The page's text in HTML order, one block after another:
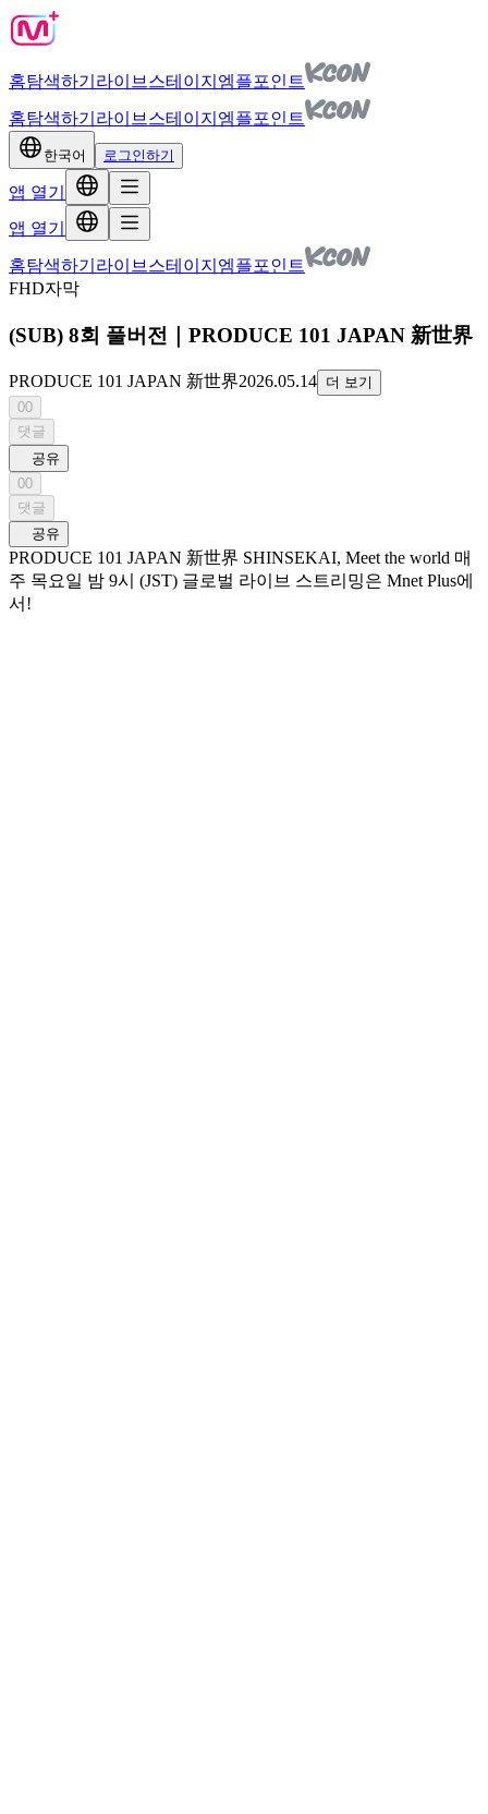
홈탐색하기 라이브 스테이지 엠플포인트
홈탐색하기 라이브 스테이지 엠플포인트
한국어 로그인하기
앱 열기
앱 열기
홈탐색하기 라이브 스테이지 엠플포인트
FHD자막
(SUB) 8회 풀버전｜PRODUCE 101 JAPAN 新世界
PRODUCE 101 JAPAN 新世界2026.05.14 더 보기
00
댓글
공유
00
댓글
공유
PRODUCE 101 JAPAN 新世界 SHINSEKAI, Meet the world 매
주 목요일 밤 9시 (JST) 글로벌 라이브 스트리밍은 Mnet Plus에
서!